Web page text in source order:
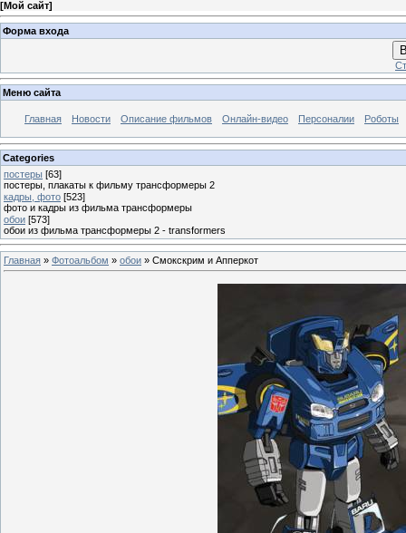
[Мой сайт]
Форма входа
Меню сайта
Главная Новости Описание фильмов Онлайн-видео Персоналии Роботы
Categories
постеры [63]
постеры, плакаты к фильму трансформеры 2
кадры, фото [523]
фото и кадры из фильма трансформеры
обои [573]
обои из фильма трансформеры 2 - transformers
Главная » Фотоальбом » обои » Смокскрим и Апперкот